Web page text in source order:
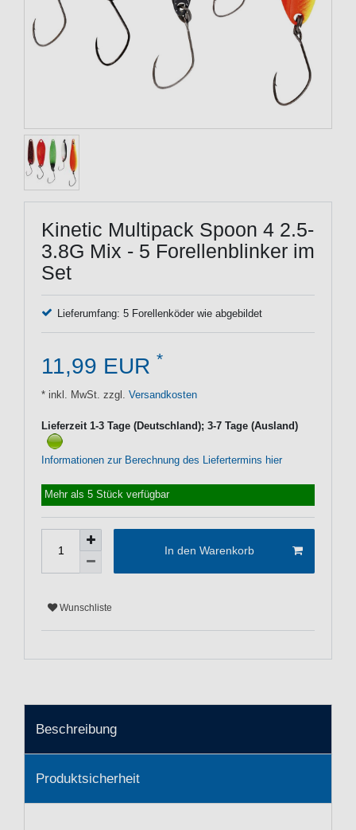
Kinetic Multipack Spoon 4 2.5-
3.8G Mix - 5 Forellenblinker im
Set
Lieferumfang: 5 Forellenköder wie abgebildet
11,99 EUR *
* inkl. MwSt. zzgl. Versandkosten
Lieferzeit 1-3 Tage (Deutschland); 3-7 Tage (Ausland)
Informationen zur Berechnung des Liefertermins hier
Mehr als 5 Stück verfügbar
In den Warenkorb
Wunschliste
Beschreibung
Produktsicherheit